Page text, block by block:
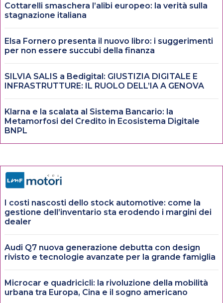
Cottarelli smaschera l’alibi europeo: la verità sulla
stagnazione italiana
Elsa Fornero presenta il nuovo libro: i suggerimenti
per non essere succubi della finanza
SILVIA SALIS a Bedigital: GIUSTIZIA DIGITALE E
INFRASTRUTTURE: IL RUOLO DELL’IA A GENOVA
Klarna e la scalata al Sistema Bancario: la
Metamorfosi del Credito in Ecosistema Digitale
BNPL
I costi nascosti dello stock automotive: come la
gestione dell’inventario sta erodendo i margini dei
dealer
Audi Q7 nuova generazione debutta con design
rivisto e tecnologie avanzate per la grande famiglia
Microcar e quadricicli: la rivoluzione della mobilità
urbana tra Europa, Cina e il sogno americano